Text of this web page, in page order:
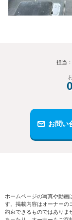
担当：
お問い
ホームページの写真や動画
す。掲載内容はオーナーの
約束できるものではありま